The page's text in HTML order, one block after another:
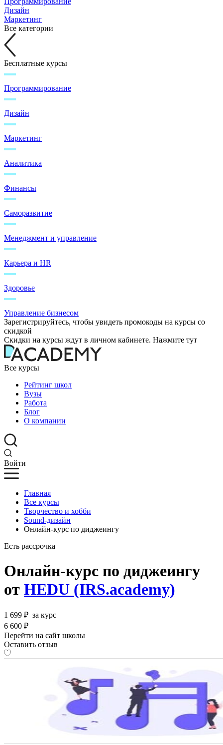
Дизайн
Маркетинг
Все категории
Бесплатные курсы
Программирование
Дизайн
Маркетинг
Аналитика
Финансы
Саморазвитие
Менеджмент и управление
Карьера и HR
Здоровье
Управление бизнесом
Зарегистрируйтесь, чтобы увидеть промокоды на курсы со
скидкой
Скидки на курсы ждут в личном кабинете. Нажмите тут
Все курсы
Рейтинг школ
Вузы
Работа
Блог
О компании
Войти
Главная
Все курсы
Творчество и хобби
Sound-дизайн
Онлайн-курс по диджеингу
Есть рассрочка
Онлайн-курс по диджеингу
от HEDU (IRS.academy)
1 699 ₽ за курс
6 600 ₽
Перейти на сайт школы
Оставить отзыв